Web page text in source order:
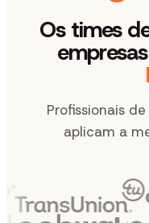
Os times
Profissionais
aplicam a